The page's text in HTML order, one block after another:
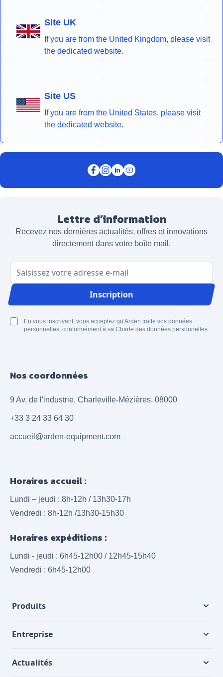
Site UK
If you are from the United Kingdom, please visit
the dedicated website.
Site US
If you are from the United States, please visit
the dedicated website.
Lettre d’information
Recevez nos dernières actualités, offres et innovations
directement dans votre boîte mail.
Adresse email
Inscription
En vous inscrivant, vous acceptez qu'Arden traite vos données
personnelles, conformément à sa Charte des données personnelles.
Nos coordonnées
9 Av. de l'industrie, Charleville-Mézières, 08000
+33 3 24 33 64 30
accueil@arden-equipment.com
Horaires accueil :
Lundi – jeudi : 8h-12h / 13h30-17h
Vendredi : 8h-12h /13h30-15h30
Horaires expéditions :
Lundi - jeudi : 6h45-12h00 / 12h45-15h40
Vendredi : 6h45-12h00
Produits
Entreprise
Actualités